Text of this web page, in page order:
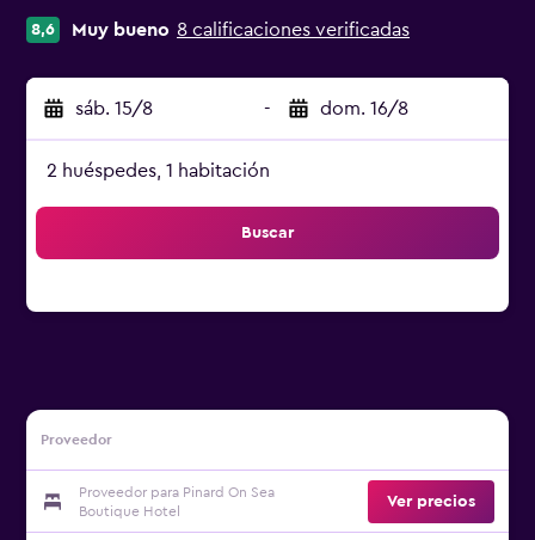
8,6 Muy bueno 8 calificaciones verificadas
sáb. 15/8 - dom. 16/8
2 huéspedes, 1 habitación
Buscar
Proveedor
Proveedor para Pinard On Sea
Boutique Hotel
Ver precios